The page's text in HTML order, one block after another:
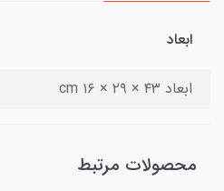
ابعاد
ابعاد ۴۳ × ۲۹ × ۱۶ cm
محصولات مرتبط